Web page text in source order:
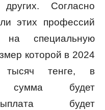
Согласно
этих профессий
на специальную
которой в 2024
тысяч тенге, в
сумма будет
будет